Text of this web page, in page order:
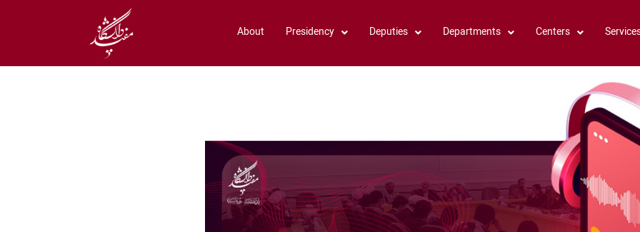
About Presidency Deputies Departments Centers